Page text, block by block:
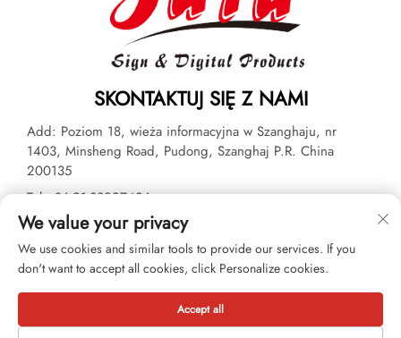
SKONTAKTUJ SIĘ Z NAMI
Add: Poziom 18, wieża informacyjna w Szanghaju, nr
1403, Minsheng Road, Pudong, Szanghaj P.R. China
200135
Tel:+86-21-33927426
E-mail:[email protected]
Copyright © 2026 JUTU New Materials Technology Limited
Wszelkie prawa zastrzeżone. -
We value your privacy
We use cookies and similar tools to provide our services. If you
don't want to accept all cookies, click Personalize cookies.
Accept all